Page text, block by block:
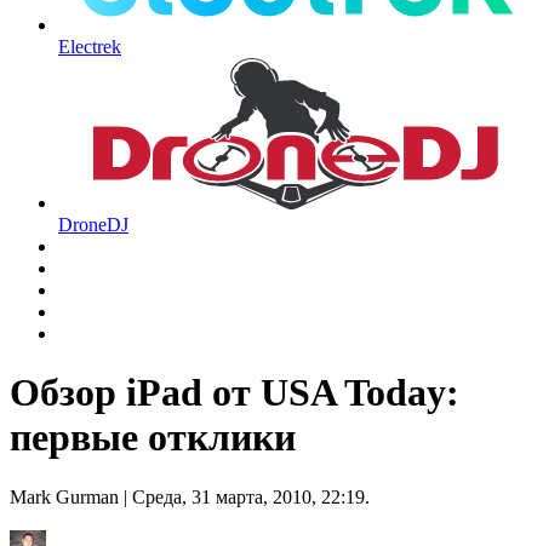
Electrek
DroneDJ
Обзор iPad от USA Today:
первые отклики
Mark Gurman | Среда, 31 марта, 2010, 22:19.